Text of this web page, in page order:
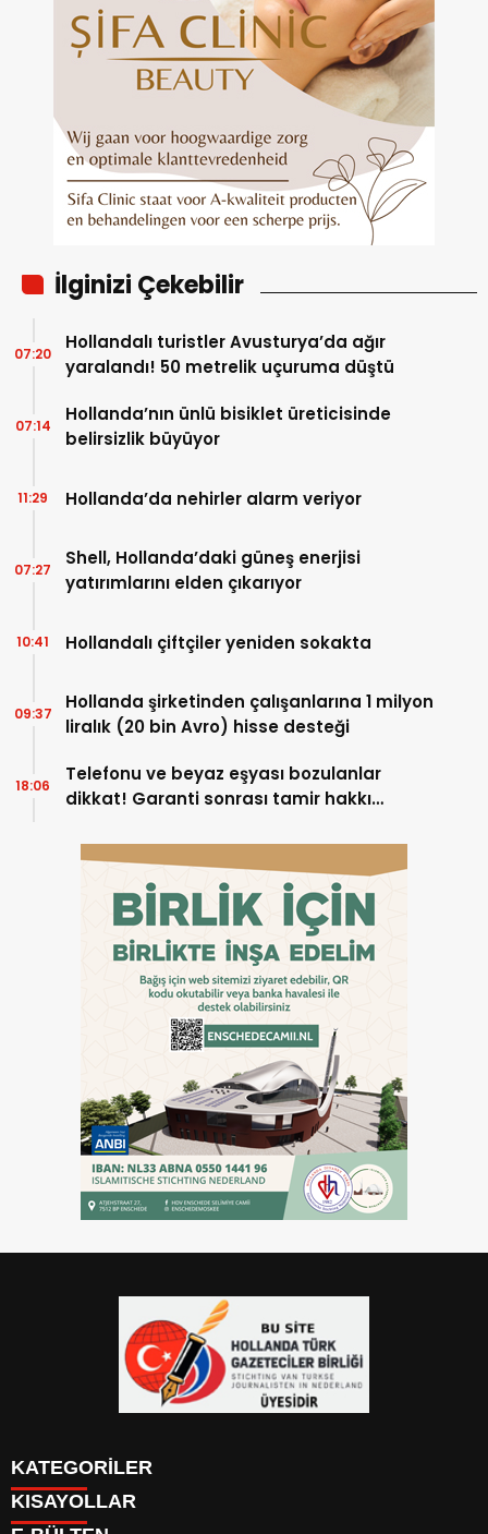
İlginizi Çekebilir
Hollandalı turistler Avusturya’da ağır
yaralandı! 50 metrelik uçuruma düştü
07:20
Hollanda’nın ünlü bisiklet üreticisinde
belirsizlik büyüyor
07:14
Hollanda’da nehirler alarm veriyor
11:29
Shell, Hollanda’daki güneş enerjisi
yatırımlarını elden çıkarıyor
07:27
Hollandalı çiftçiler yeniden sokakta
10:41
Hollanda şirketinden çalışanlarına 1 milyon
liralık (20 bin Avro) hisse desteği
09:37
Telefonu ve beyaz eşyası bozulanlar
dikkat! Garanti sonrası tamir hakkı
18:06
KATEGORİLER
YAZARLAR
KISAYOLLAR